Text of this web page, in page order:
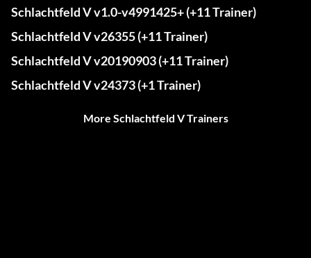
Schlachtfeld V v1.0-v4991425+ (+11 Trainer)
Schlachtfeld V v26355 (+11 Trainer)
Schlachtfeld V v20190903 (+11 Trainer)
Schlachtfeld V v24373 (+1 Trainer)
More Schlachtfeld V Trainers